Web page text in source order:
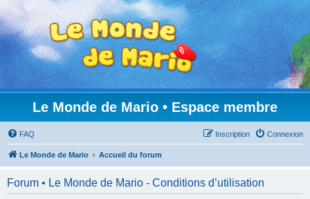
Le Monde de Mario • Espace membre
FAQ Connexion
Inscription
Le Monde de Mario Accueil du forum
Forum • Le Monde de Mario - Conditions d’utilisation